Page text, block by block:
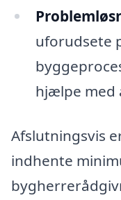
uforudsete
hjælpe med
Afslutningsvis
indhente